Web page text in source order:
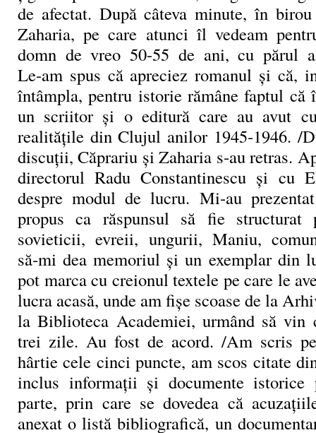
de afectat. După câteva minute, în
Zaharia, pe care atunci îl vedeam
domn de vreo 50-55 de ani, cu părul
Le‑am spus că apreciez romanul şi că,
întâmpla, pentru istorie rămâne faptul că
un scriitor şi o editură care au avut
realităţile din Clujul anilor 1945‑1946. /
discuţii, Căprariu şi Zaharia s‑au retras.
directorul Radu Constantinescu şi cu
despre modul de lucru. Mi‑au
propus ca răspunsul să fie structurat
sovieticii, evreii, ungurii, Maniu,
să‑mi dea me­moriul şi un exemplar din
pot marca cu creionul textele pe care le
lucra acasă, unde am fişe scoase de la
la Biblioteca Academiei, urmând să vin
trei zile. Au fost de acord. /Am scris
hârtie cele cinci puncte, am scos citate
inclus informaţii şi documente istorice
parte, prin care se dovedea că
anexat o listă bibliografică, un